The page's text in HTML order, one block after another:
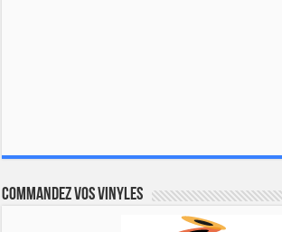
Commandez vos vinyles